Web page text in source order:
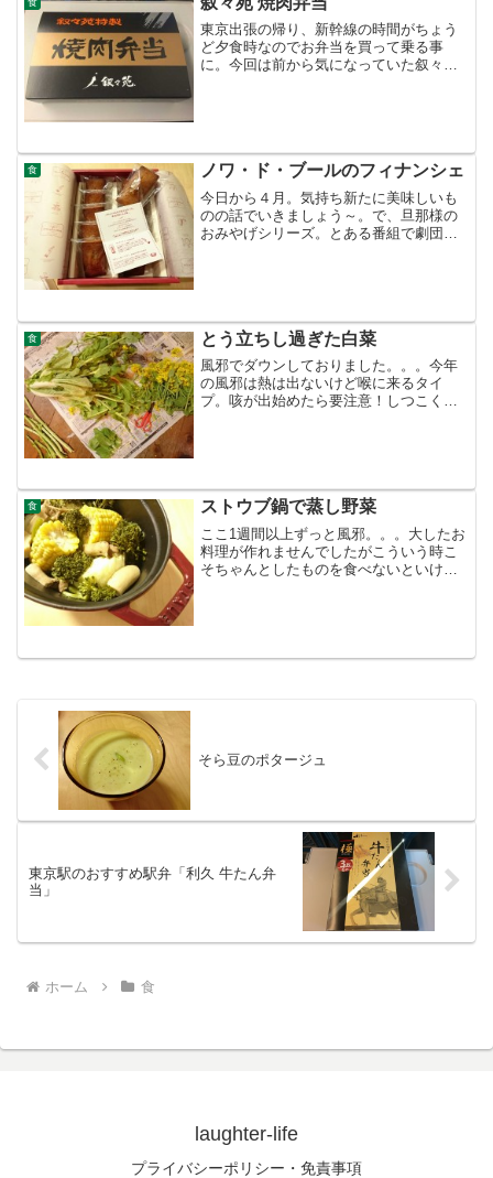
東京出張の帰り、新幹線の時間がちょう
ど夕食時なのでお弁当を買って乗る事
に。今回は前から気になっていた叙々苑
食 ノワ・ド・ブールのフィナンシェ
今日から４月。気持ち新たに美味しいも
のの話でいきましょう～。で、旦那様の
おみやげシリーズ。とある番組で劇団ひ
食 とう立ちし過ぎた白菜
風邪でダウンしておりました。。。今年
の風邪は熱は出ないけど喉に来るタイ
プ。咳が出始めたら要注意！しつこくて
食 ストウブ鍋で蒸し野菜
ここ1週間以上ずっと風邪。。。大したお
料理が作れませんでしたがこういう時こ
そちゃんとしたものを食べないといけな
そら豆のポタージュ
東京駅のおすすめ駅弁「利久 牛たん弁
当」
ホーム 食
laughter-life
プライバシーポリシー・免責事項